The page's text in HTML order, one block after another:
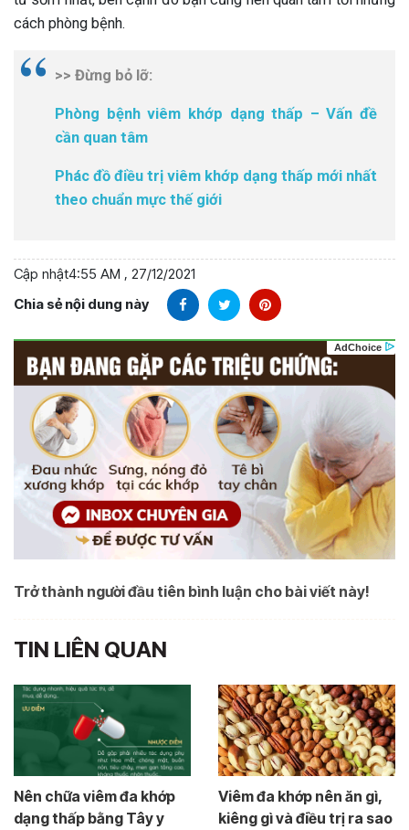
cách phòng bệnh.
>> Đừng bỏ lỡ:
Phòng bệnh viêm khớp dạng thấp – Vấn đề
cần quan tâm
Phác đồ điều trị viêm khớp dạng thấp mới nhất
theo chuẩn mực thế giới
Cập nhật4:55 AM , 27/12/2021
Chia sẻ nội dung này
Trở thành người đầu tiên bình luận cho bài viết này!
TIN LIÊN QUAN
Nên chữa viêm đa khớp
dạng thấp bằng Tây y
Viêm đa khớp nên ăn gì,
kiêng gì và điều trị ra sao